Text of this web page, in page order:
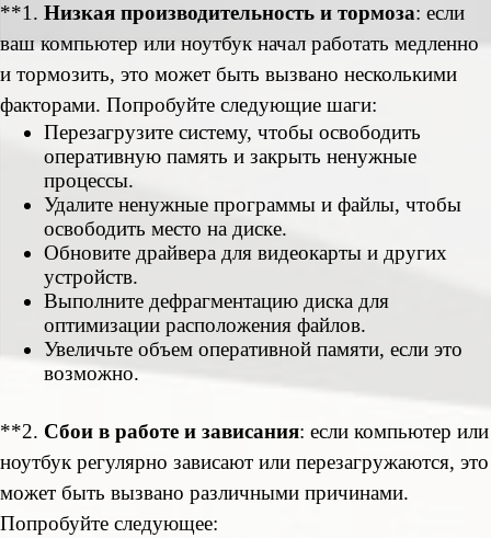
**1. Низкая производительность и тормоза: если
ваш компьютер или ноутбук начал работать медленно
и тормозить, это может быть вызвано несколькими
факторами. Попробуйте следующие шаги:
Перезагрузите систему, чтобы освободить
оперативную память и закрыть ненужные
процессы.
Удалите ненужные программы и файлы, чтобы
освободить место на диске.
Обновите драйвера для видеокарты и других
устройств.
Выполните дефрагментацию диска для
оптимизации расположения файлов.
Увеличьте объем оперативной памяти, если это
возможно.
**2. Сбои в работе и зависания: если компьютер или
ноутбук регулярно зависают или перезагружаются, это
может быть вызвано различными причинами.
Попробуйте следующее: